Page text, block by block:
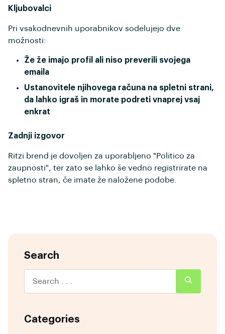
Kljubovalci
Pri vsakodnevnih uporabnikov sodelujejo dve
možnosti:
Že že imajo profil ali niso preverili svojega
emaila
Ustanovitele njihovega računa na spletni strani,
da lahko igraš in morate podreti vnaprej vsaj
enkrat
Zadnji izgovor
Ritzi brend je dovoljen za uporabljeno "Politico za
zaupnosti", ter zato se lahko še vedno registrirate na
spletno stran, če imate že naložene podobe.
Search
Categories